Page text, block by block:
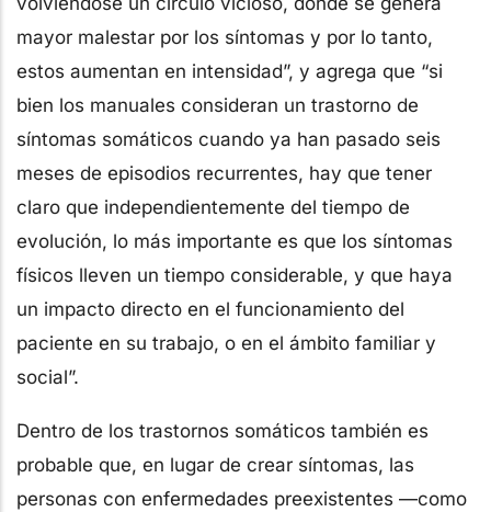
mayor malestar por los síntomas y por lo tanto,
estos aumentan en intensidad”, y agrega que “si
bien los manuales consideran un trastorno de
síntomas somáticos cuando ya han pasado seis
meses de episodios recurrentes, hay que tener
claro que independientemente del tiempo de
evolución, lo más importante es que los síntomas
físicos lleven un tiempo considerable, y que haya
un impacto directo en el funcionamiento del
paciente en su trabajo, o en el ámbito familiar y
social”.
Dentro de los trastornos somáticos también es
probable que, en lugar de crear síntomas, las
personas con enfermedades preexistentes —como